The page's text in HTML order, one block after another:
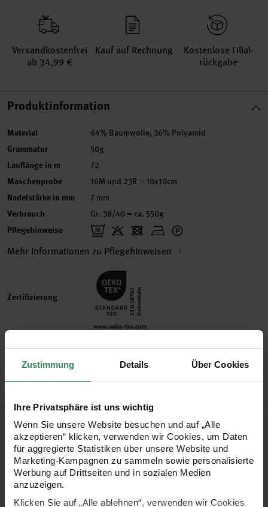
Zustimmung Details Über Cookies
Ihre Privatsphäre ist uns wichtig
Wenn Sie unsere Website besuchen und auf „Alle
akzeptieren“ klicken, verwenden wir Cookies, um Daten
für aggregierte Statistiken über unsere Website und
Marketing-Kampagnen zu sammeln sowie personalisierte
Werbung auf Drittseiten und in sozialen Medien
anzuzeigen.
Klicken Sie auf „Alle ablehnen“, verwenden wir Cookies
Versand­kosten­frei
ab 34,99 €
Kauf auf Rechnung
Kosten­lose Filial­
rückgabe
Produktinformation
Material 64% Baumwolle, 36% Polyamid
Grammatur 50g
Lauflänge in m 72
Maschenprobe 16M und 23R = 10x10cm
Nadelstärke in mm 7 mm
Verbrauch Gr. 38/40 = ca. 550g
Pflegehinweise
Mehr Informationen zu Pflegehinweisen
Zertifizierung
Artikel-Nr.383182.001
Bestell-Nr.2919744
Produktbeschreibung
Fashion Jersey von Rico Design ist das optimale Garn für
leichte Sommermode. Bei dem runden Faden handelt es sich
um ein gestricktes Bändchen, das im Handumdrehen luftig-